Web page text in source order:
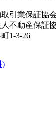
引業保証協
人不動産保証
1-3-26
)